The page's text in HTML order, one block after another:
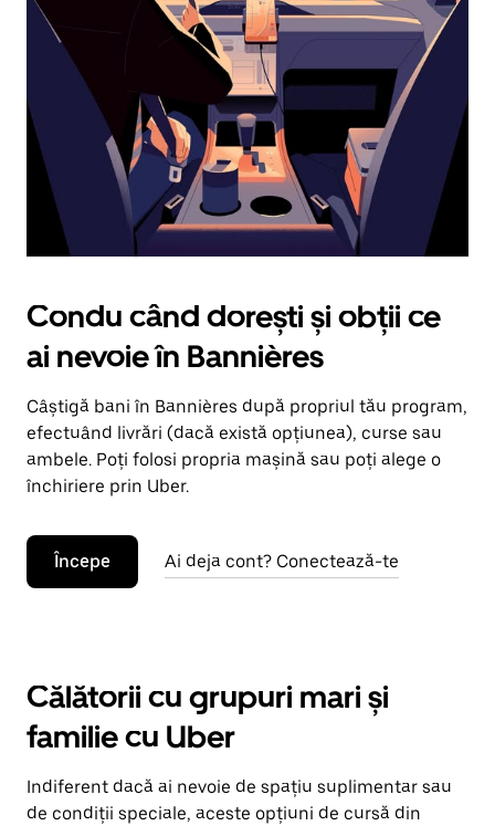
în
jos.
Închide
calendarul
apăsând
pe
butonul
Escape.
Condu când dorești și obții ce
ai nevoie în Bannières
Câștigă bani în Bannières după propriul tău program,
efectuând livrări (dacă există opțiunea), curse sau
ambele. Poți folosi propria mașină sau poți alege o
închiriere prin Uber.
Începe Ai deja cont? Conectează-te
Călătorii cu grupuri mari și
familie cu Uber
Indiferent dacă ai nevoie de spațiu suplimentar sau
de condiții speciale, aceste opțiuni de cursă din